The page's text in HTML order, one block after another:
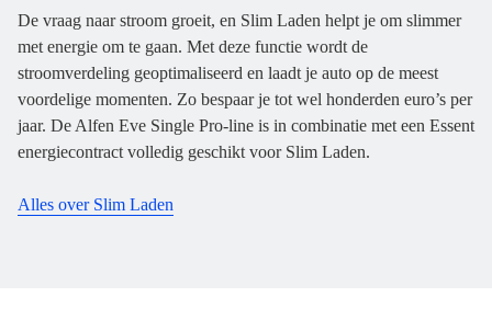
De vraag naar stroom groeit, en Slim Laden helpt je om slimmer
met energie om te gaan. Met deze functie wordt de
stroomverdeling geoptimaliseerd en laadt je auto op de meest
voordelige momenten. Zo bespaar je tot wel honderden euro’s per
jaar. De Alfen Eve Single Pro-line is in combinatie met een Essent
energiecontract volledig geschikt voor Slim Laden.
Alles over Slim Laden